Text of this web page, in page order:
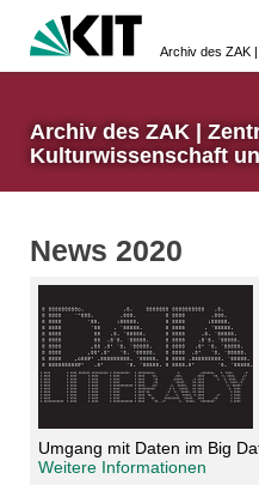
Archiv des ZAK |
Kulturwissenschaft
News 2020
Umgang mit Daten im Big
Weitere Informationen